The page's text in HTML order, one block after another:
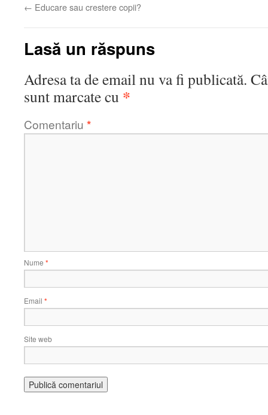
← Educare sau crestere copii?
Lasă un răspuns
Adresa ta de email nu va fi publicată.
sunt marcate cu *
Comentariu *
Nume *
Email *
Site web